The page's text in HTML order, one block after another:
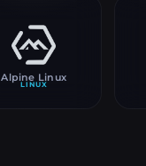
Alpine Linux
LINUX